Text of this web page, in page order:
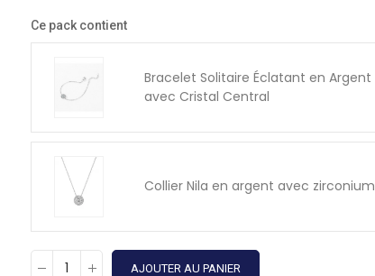
Ce pack contient
Bracelet Solitaire Éclatant en Argent
avec Cristal Central
Collier Nila en argent avec zirconium
AJOUTER AU PANIER